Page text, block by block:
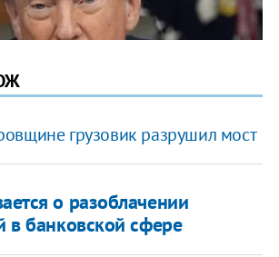
грузовик разрушил мост
о разоблачении
в банковской сфере